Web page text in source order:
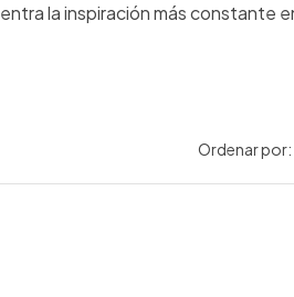
la inspiración más constante
Ordenar por: